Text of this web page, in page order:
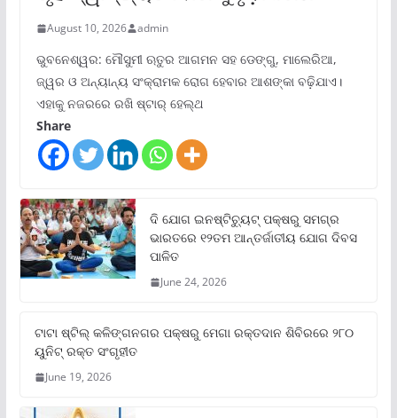
August 10, 2026 admin
ଭୁବନେଶ୍ୱର: ମୌସୁମୀ ଋତୁର ଆଗମନ ସହ ଡେଙ୍ଗୁ, ମାଲେରିଆ,
ଜ୍ୱର ଓ ଅନ୍ୟାନ୍ୟ ସଂକ୍ରାମକ ରୋଗ ହେବାର ଆଶଙ୍କା ବଢ଼ିଯାଏ।
ଏହାକୁ ନଜରରେ ରଖି ଷ୍ଟାର୍ ହେଲ୍‌ଥ
Share
ଦି ଯୋଗ ଇନଷ୍ଟିଚ୍ୟୁଟ୍ ପକ୍ଷରୁ ସମଗ୍ର
ଭାରତରେ ୧୨ତମ ଆନ୍ତର୍ଜାତୀୟ ଯୋଗ ଦିବସ
ପାଳିତ
June 24, 2026
ଟାଟା ଷ୍ଟିଲ୍‌ କଳିଙ୍ଗନଗର ପକ୍ଷରୁ ମେଗା ରକ୍ତଦାନ ଶିବିରରେ ୨୮୦
ୟୁନିଟ୍‌ ରକ୍ତ ସଂଗୃହୀତ
June 19, 2026